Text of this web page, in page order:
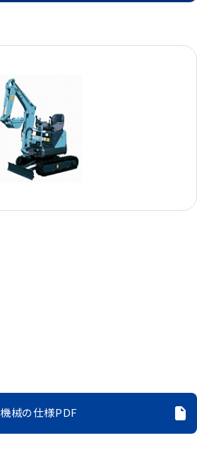
機械の仕様PDF